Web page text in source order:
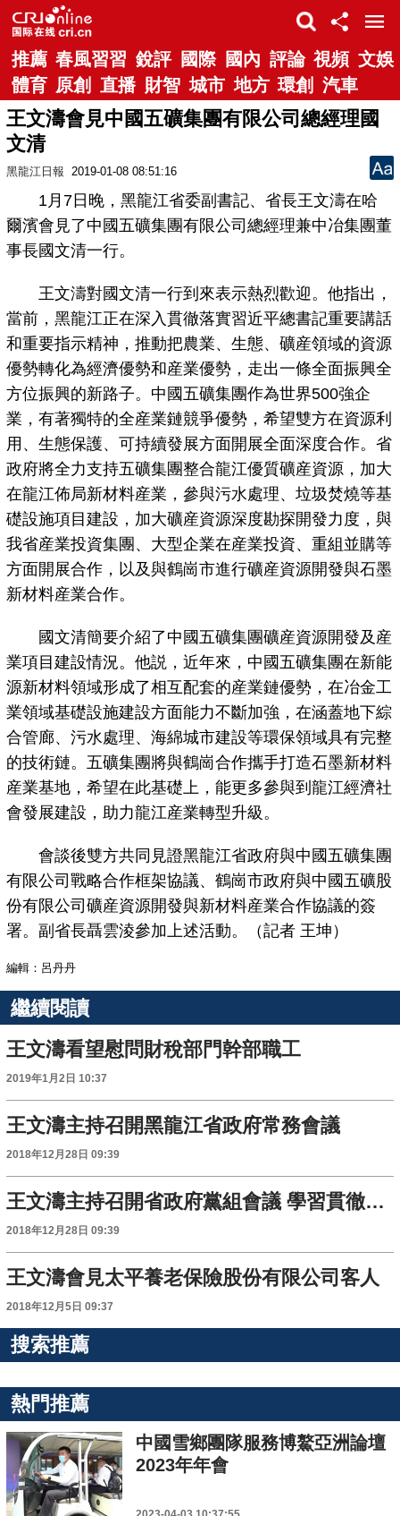
推薦 春風習習 銳評 國際 國內 評論 視頻 文娛
體育 原創 直播 財智 城市 地方 環創 汽車
王文濤會見中國五礦集團有限公司總經理國
文清
黑龍江日報 2019-01-08 08:51:16
1月7日晚，黑龍江省委副書記、省長王文濤在哈
爾濱會見了中國五礦集團有限公司總經理兼中冶集團董
事長國文清一行。
王文濤對國文清一行到來表示熱烈歡迎。他指出，
當前，黑龍江正在深入貫徹落實習近平總書記重要講話
和重要指示精神，推動把農業、生態、礦産領域的資源
優勢轉化為經濟優勢和産業優勢，走出一條全面振興全
方位振興的新路子。中國五礦集團作為世界500強企
業，有著獨特的全産業鏈競爭優勢，希望雙方在資源利
用、生態保護、可持續發展方面開展全面深度合作。省
政府將全力支持五礦集團整合龍江優質礦産資源，加大
在龍江佈局新材料産業，參與污水處理、垃圾焚燒等基
礎設施項目建設，加大礦産資源深度勘探開發力度，與
我省産業投資集團、大型企業在産業投資、重組並購等
方面開展合作，以及與鶴崗市進行礦産資源開發與石墨
新材料産業合作。
國文清簡要介紹了中國五礦集團礦産資源開發及産
業項目建設情況。他説，近年來，中國五礦集團在新能
源新材料領域形成了相互配套的産業鏈優勢，在冶金工
業領域基礎設施建設方面能力不斷加強，在涵蓋地下綜
合管廊、污水處理、海綿城市建設等環保領域具有完整
的技術鏈。五礦集團將與鶴崗合作攜手打造石墨新材料
産業基地，希望在此基礎上，能更多參與到龍江經濟社
會發展建設，助力龍江産業轉型升級。
會談後雙方共同見證黑龍江省政府與中國五礦集團
有限公司戰略合作框架協議、鶴崗市政府與中國五礦股
份有限公司礦産資源開發與新材料産業合作協議的簽
署。副省長聶雲淩參加上述活動。（記者 王坤）
編輯：呂丹丹
繼續閱讀
王文濤看望慰問財稅部門幹部職工
2019年1月2日 10:37
王文濤主持召開黑龍江省政府常務會議
2018年12月28日 09:39
王文濤主持召開省政府黨組會議 學習貫徹落實中央經濟工作會議精神
2018年12月28日 09:39
王文濤會見太平養老保險股份有限公司客人
2018年12月5日 09:37
搜索推薦
熱門推薦
中國雪鄉團隊服務博鰲亞洲論壇
2023年年會
2023-04-03 10:37:55